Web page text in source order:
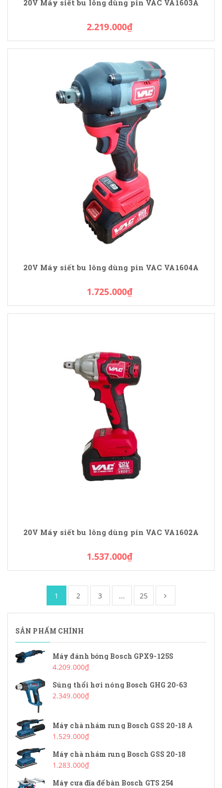
20V Máy siết bu lông dùng pin VAC VA1603A
2.219.000₫
20V Máy siết bu lông dùng pin VAC VA1604A
1.725.000₫
20V Máy siết bu lông dùng pin VAC VA1602A
1.537.000₫
1 2 3 ... 25
SẢN PHẨM CHÍNH
Máy đánh bóng Bosch GPX9-125S
4.209.000₫
Súng thổi hơi nóng Bosch GHG 20-63
2.349.000₫
Máy chà nhám rung Bosch GSS 20-18 A
1.529.000₫
Máy chà nhám rung Bosch GSS 20-18
1.283.000₫
Máy cưa đĩa để bàn Bosch GTS 254